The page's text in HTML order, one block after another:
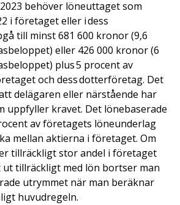
behöver löneuttaget som
i företaget eller i dess
till minst 681 600 kronor (9,6
eller 426 000 kronor (6
plus 5 procent av
och dess dotterföretag. Det
delägaren eller närstående har
uppfyller kravet. Det lönebaserade
av företagets löneunderlag
mellan aktierna i företaget. Om
tillräckligt stor andel i företaget
tillräckligt med lön bortser man
utrymmet när man beräknar
huvudregeln.